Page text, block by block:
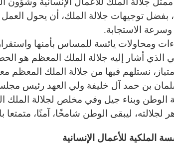
بفضل توجيهات جلالة الملك، أن يحول
وسرعة الاستجابة.
ومحاولات يائسة للمساس بأمنها
الذي أشار إليه جلالة الملك المعظم هو
نستلهم فيها من جلالة الملك
بن حمد آل خليفة ولي العهد رئيس مجلس
وبناء جيل وفي مخلص لجلالة الملك
ليبقى الوطن شامخًا، آمنًا، متمتعا
للأعمال الإنسانية